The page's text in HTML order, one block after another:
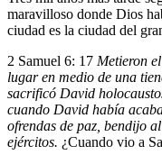
maravilloso donde Dios
ciudad es la ciudad del
2 Samuel 6: 17 Metieron
lugar en medio de una
sacrificó David
cuando David había
ofrendas de paz, bendijo
ejércitos. ¿Cuando vio a